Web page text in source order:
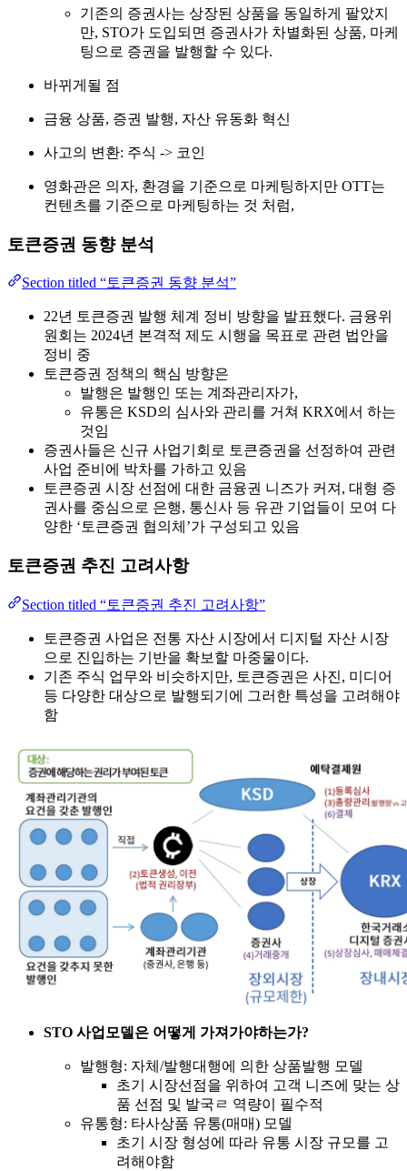
기존의 증권사는 상장된 상품을 동일하게 팔았지
만, STO가 도입되면 증권사가 차별화된 상품, 마케
팅으로 증권을 발행할 수 있다.
바뀌게될 점
금융 상품, 증권 발행, 자산 유동화 혁신
사고의 변환: 주식 -> 코인
영화관은 의자, 환경을 기준으로 마케팅하지만 OTT는
컨텐츠를 기준으로 마케팅하는 것 처럼,
토큰증권 동향 분석
Section titled “토큰증권 동향 분석”
22년 토큰증권 발행 체계 정비 방향을 발표했다. 금융위
원회는 2024년 본격적 제도 시행을 목표로 관련 법안을
정비 중
토큰증권 정책의 핵심 방향은
발행은 발행인 또는 계좌관리자가,
유통은 KSD의 심사와 관리를 거쳐 KRX에서 하는
것임
증권사들은 신규 사업기회로 토큰증권을 선정하여 관련
사업 준비에 박차를 가하고 있음
토큰증권 시장 선점에 대한 금융권 니즈가 커져, 대형 증
권사를 중심으로 은행, 통신사 등 유관 기업들이 모여 다
양한 ‘토큰증권 협의체’가 구성되고 있음
토큰증권 추진 고려사항
Section titled “토큰증권 추진 고려사항”
토큰증권 사업은 전통 자산 시장에서 디지털 자산 시장
으로 진입하는 기반을 확보할 마중물이다.
기존 주식 업무와 비슷하지만, 토큰증권은 사진, 미디어
등 다양한 대상으로 발행되기에 그러한 특성을 고려해야
함
STO 사업모델은 어떻게 가져가야하는가?
발행형: 자체/발행대행에 의한 상품발행 모델
초기 시장선점을 위하여 고객 니즈에 맞는 상
품 선점 및 발국ㄹ 역량이 필수적
유통형: 타사상품 유통(매매) 모델
초기 시장 형성에 따라 유통 시장 규모를 고
려해야함